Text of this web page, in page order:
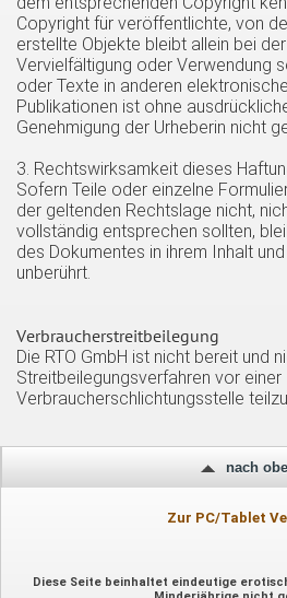
Copyright für veröffentlichte, von
erstellte Objekte bleibt allein bei der
Vervielfältigung oder Verwendung
oder Texte in anderen
Publikationen ist ohne
Genehmigung der Urheberin nicht
3. Rechtswirksamkeit dieses
Sofern Teile oder einzelne
der geltenden Rechtslage nicht,
vollständig entsprechen sollten,
des Dokumentes in ihrem Inhalt
unberührt.
Verbraucherstreitbeilegung
Die RTO GmbH ist nicht bereit und
Streitbeilegungsverfahren vor einer
Verbraucherschlichtungsstelle
nach
Zur PC/Tablet
Diese Seite beinhaltet eindeutige